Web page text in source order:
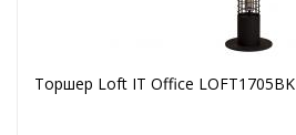
Торшер Loft IT Office LOFT1705BK